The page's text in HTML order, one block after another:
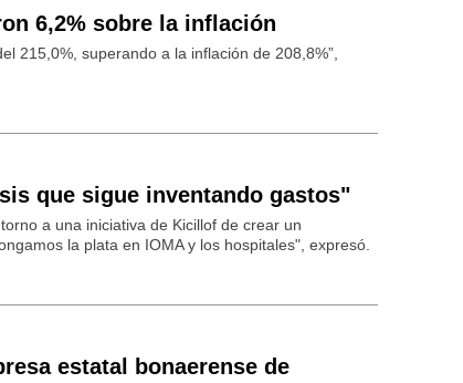
6,2% sobre la inflación
215,0%, superando a la inflación de 208,8%”,
que sigue inventando gastos"
a una iniciativa de Kicillof de crear un
la plata en IOMA y los hospitales", expresó.
estatal bonaerense de